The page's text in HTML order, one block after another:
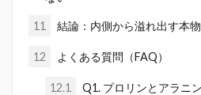
11 結論：内側から溢れ出す本
12 よくある質問（FAQ）
12.1
Q1. プロリンとアラニ